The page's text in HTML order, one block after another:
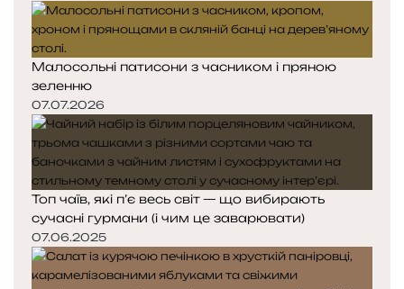
Малосольні патисони з часником і пряною
зеленню
07.07.2026
Топ чаїв, які п’є весь світ — що вибирають
сучасні гурмани (і чим це заварювати)
07.06.2025